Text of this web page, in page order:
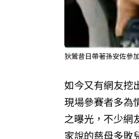
狄鶯昔日帶著孫安佐參
如今又有網友挖
現場參賽者多為
之曝光，不少網
家說的慈母多敗